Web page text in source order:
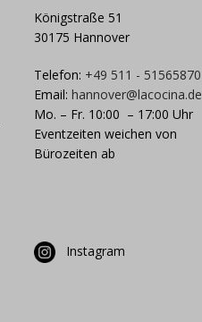
Königstraße 51
30175 Hannover
Telefon: +49 511 - 51565870
Email:hannover@lacocina.de
Mo. – Fr. 10:00 – 17:00 Uhr
Eventzeiten weichen von
Bürozeiten ab
Instagram